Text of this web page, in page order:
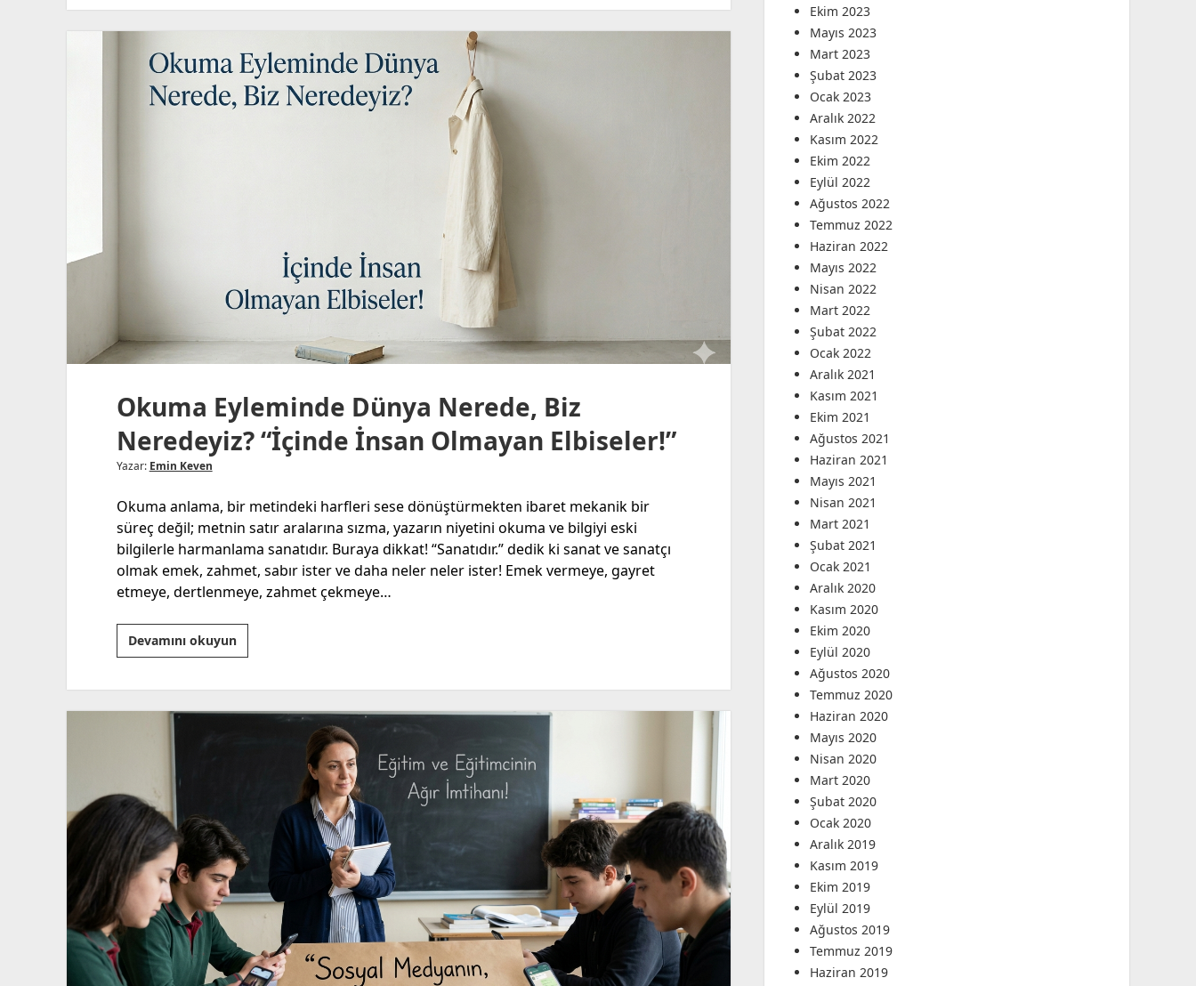
“Modern
Eyke
Halkları”
Okuma Eyleminde Dünya Nerede, Biz
Neredeyiz? “İçinde İnsan Olmayan Elbiseler!”
Yazar: Emin Keven
Okuma anlama, bir metindeki harfleri sese dönüştürmekten ibaret mekanik bir
süreç değil; metnin satır aralarına sızma, yazarın niyetini okuma ve bilgiyi eski
bilgilerle harmanlama sanatıdır. Buraya dikkat! “Sanatıdır.” dedik ki sanat ve sanatçı
olmak emek, zahmet, sabır ister ve daha neler neler ister! Emek vermeye, gayret
etmeye, dertlenmeye, zahmet çekmeye…
Devamını okuyunOkuma
Eyleminde
Olmayan
Elbiseler!”
Ekim 2023
Mayıs 2023
Mart 2023
Şubat 2023
Ocak 2023
Aralık 2022
Kasım 2022
Ekim 2022
Eylül 2022
Ağustos 2022
Temmuz 2022
Haziran 2022
Mayıs 2022
Nisan 2022
Mart 2022
Şubat 2022
Ocak 2022
Aralık 2021
Kasım 2021
Ekim 2021
Ağustos 2021
Haziran 2021
Mayıs 2021
Nisan 2021
Mart 2021
Şubat 2021
Ocak 2021
Aralık 2020
Kasım 2020
Ekim 2020
Eylül 2020
Ağustos 2020
Temmuz 2020
Haziran 2020
Mayıs 2020
Nisan 2020
Mart 2020
Şubat 2020
Ocak 2020
Aralık 2019
Kasım 2019
Ekim 2019
Eylül 2019
Ağustos 2019
Temmuz 2019
Haziran 2019